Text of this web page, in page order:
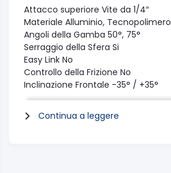
Attacco superiore Vite da 1/4″
Materiale Alluminio, Tecnopolimero
Angoli della Gamba 50°, 75°
Serraggio della Sfera Si
Easy Link No
Controllo della Frizione No
Inclinazione Frontale -35° / +35°
Inclinazione Laterale-90° / +40°
Tipo di gamba
Tubo singolo
Tipo di bloccaggioA pulsante
Continua a leggere